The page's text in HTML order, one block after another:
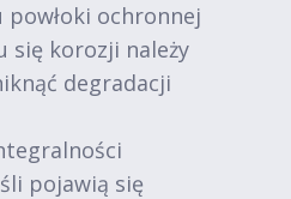
ochronnej
się korozji należy
degradacji
pojawią się